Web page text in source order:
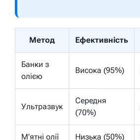
Метод Ефективність
Банки з
олією
Висока (95%)
Ультразвук
Середня
(70%)
М’ятні олії Низька (50%)